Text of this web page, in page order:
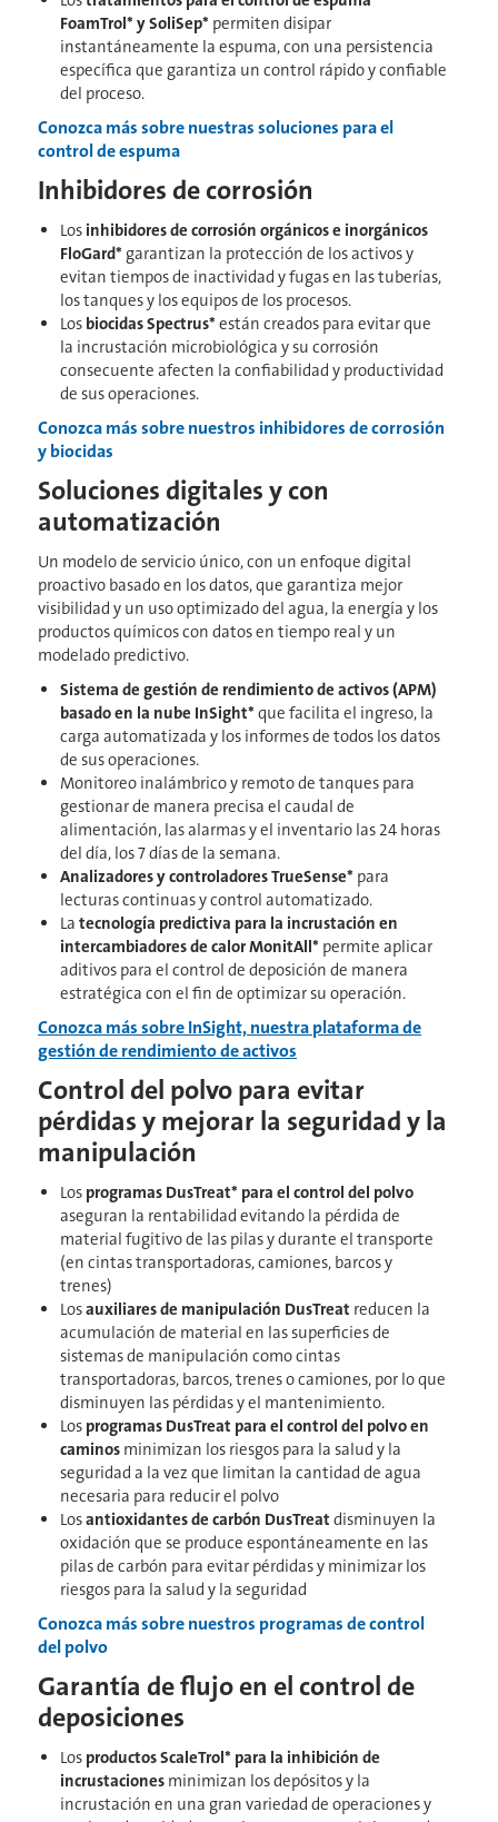
FoamTrol* y SoliSep* permiten disipar
instantáneamente la espuma, con una persistencia
específica que garantiza un control rápido y confiable
del proceso.
Conozca más sobre nuestras soluciones para el
control de espuma
Inhibidores de corrosión
Los inhibidores de corrosión orgánicos e inorgánicos
FloGard* garantizan la protección de los activos y
evitan tiempos de inactividad y fugas en las tuberías,
los tanques y los equipos de los procesos.
Los biocidas Spectrus* están creados para evitar que
la incrustación microbiológica y su corrosión
consecuente afecten la confiabilidad y productividad
de sus operaciones.
Conozca más sobre nuestros inhibidores de corrosión
y biocidas
Soluciones digitales y con
automatización
Un modelo de servicio único, con un enfoque digital
proactivo basado en los datos, que garantiza mejor
visibilidad y un uso optimizado del agua, la energía y los
productos químicos con datos en tiempo real y un
modelado predictivo.
Sistema de gestión de rendimiento de activos (APM)
basado en la nube InSight* que facilita el ingreso, la
carga automatizada y los informes de todos los datos
de sus operaciones.
Monitoreo inalámbrico y remoto de tanques para
gestionar de manera precisa el caudal de
alimentación, las alarmas y el inventario las 24 horas
del día, los 7 días de la semana.
Analizadores y controladores TrueSense* para
lecturas continuas y control automatizado.
La tecnología predictiva para la incrustación en
intercambiadores de calor MonitAll* permite aplicar
aditivos para el control de deposición de manera
estratégica con el fin de optimizar su operación.
Conozca más sobre InSight, nuestra plataforma de
gestión de rendimiento de activos
Control del polvo para evitar
pérdidas y mejorar la seguridad y la
manipulación
Los programas DusTreat* para el control del polvo
aseguran la rentabilidad evitando la pérdida de
material fugitivo de las pilas y durante el transporte
(en cintas transportadoras, camiones, barcos y
trenes)
Losauxiliares de manipulación DusTreat reducen la
acumulación de material en las superficies de
sistemas de manipulación como cintas
transportadoras, barcos, trenes o camiones, por lo que
disminuyen las pérdidas y el mantenimiento.
Los programas DusTreat para el control del polvo en
caminos minimizan los riesgos para la salud y la
seguridad a la vez que limitan la cantidad de agua
necesaria para reducir el polvo
Losantioxidantes de carbón DusTreat disminuyen la
oxidación que se produce espontáneamente en las
pilas de carbón para evitar pérdidas y minimizar los
riesgos para la salud y la seguridad
Conozca más sobre nuestros programas de control
del polvo
Garantía de flujo en el control de
deposiciones
Los productos ScaleTrol* para la inhibición de
incrustaciones minimizan los depósitos y la
incrustación en una gran variedad de operaciones y